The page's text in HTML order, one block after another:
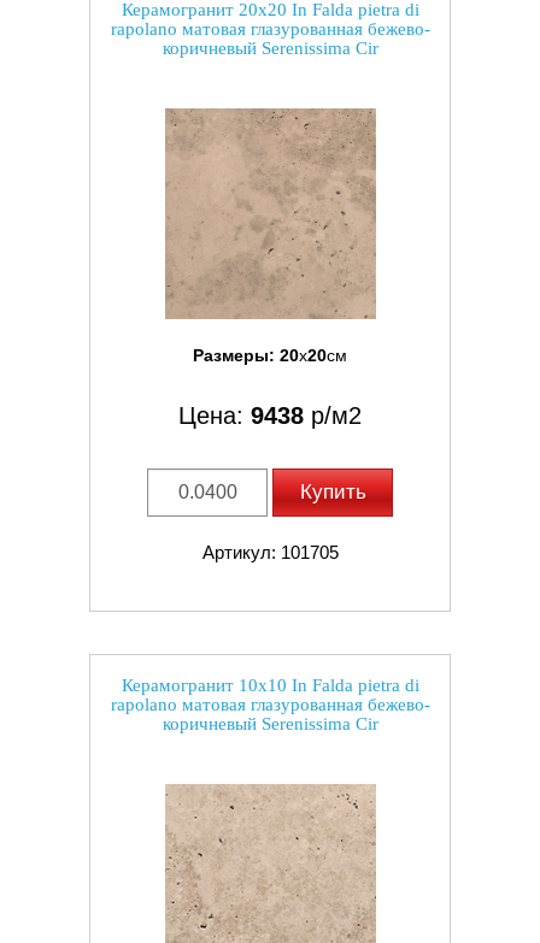
Керамогранит 20x20 In Falda pietra di
rapolano матовая глазурованная бежево-
коричневый Serenissima Cir
Размеры: 20x20см
Цена: 9438 р/м2
Купить
Артикул: 101705
Керамогранит 10x10 In Falda pietra di
rapolano матовая глазурованная бежево-
коричневый Serenissima Cir